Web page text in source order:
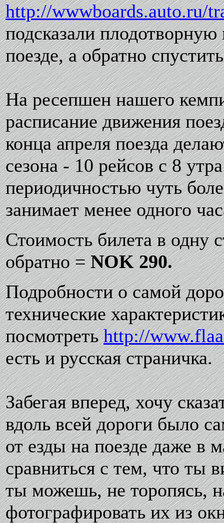
http://wwwboards.auto.ru/
подсказали
поезде, а обратно
На ресепшен нашего
расписание движения
конца апреля поезда
сезона - 10 рейсов с 8
периодичностью чуть
занимает менее одного
Стоимость билета в одну
обратно =NOK 290.
Подробности о самой
технические
посмотретьhttp://
есть и русская страничка.
Забегая вперед, хочу
вдоль всей дороги было
от езды на поезде даже в
сравниться с тем, что ты
ты можешь, не торопясь,
фотографировать их из